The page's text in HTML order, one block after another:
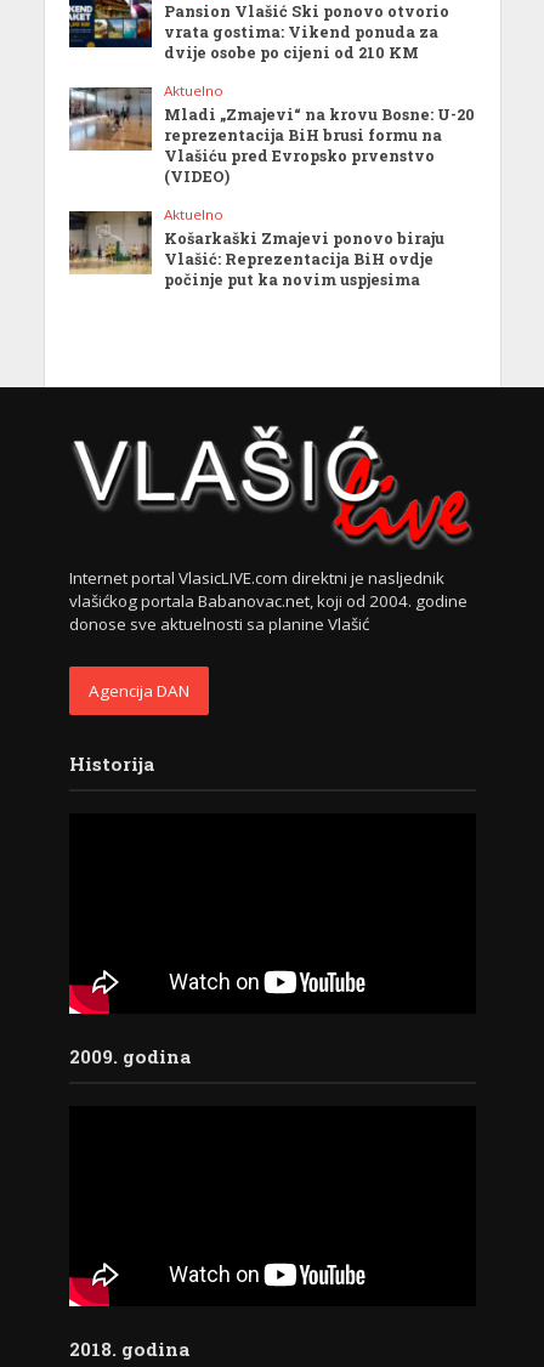
Pansion Vlašić Ski ponovo otvorio
vrata gostima: Vikend ponuda za
dvije osobe po cijeni od 210 KM
Aktuelno
Mladi „Zmajevi“ na krovu Bosne: U-20
reprezentacija BiH brusi formu na
Vlašiću pred Evropsko prvenstvo
(VIDEO)
Aktuelno
Košarkaški Zmajevi ponovo biraju
Vlašić: Reprezentacija BiH ovdje
počinje put ka novim uspjesima
Internet portal VlasicLIVE.com direktni je nasljednik
vlašićkog portala Babanovac.net, koji od 2004. godine
donose sve aktuelnosti sa planine Vlašić
Agencija DAN
Historija
2009. godina
2018. godina